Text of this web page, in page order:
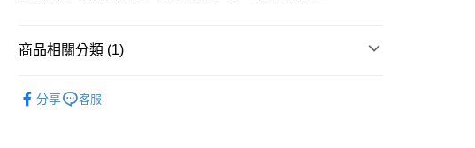
相關說明
【大哥付你分期使用說明】
商品相關分類 (1)
分享
客服